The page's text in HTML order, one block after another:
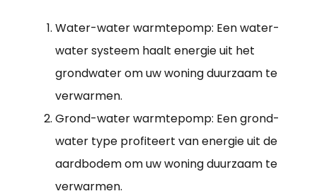
Water-water warmtepomp: Een water-
water systeem haalt energie uit het
grondwater om uw woning duurzaam te
verwarmen.
Grond-water warmtepomp: Een grond-
water type profiteert van energie uit de
aardbodem om uw woning duurzaam te
verwarmen.